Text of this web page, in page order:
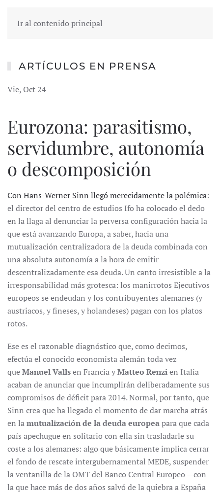
Ir al contenido principal
ARTÍCULOS EN PRENSA
Vie, Oct 24
Eurozona: parasitismo,
servidumbre, autonomía
o descomposición
Con Hans-Werner Sinn llegó merecidamente la polémica:
el director del centro de estudios Ifo ha colocado el dedo
en la llaga al denunciar la perversa configuración hacia la
que está avanzando Europa, a saber, hacia una
mutualización centralizadora de la deuda combinada con
una absoluta autonomía a la hora de emitir
descentralizadamente esa deuda. Un canto irresistible a la
irresponsabilidad más grotesca: los manirrotos Ejecutivos
europeos se endeudan y los contribuyentes alemanes (y
austriacos, y fineses, y holandeses) pagan con los platos
rotos.
Ese es el razonable diagnóstico que, como decimos,
efectúa el conocido economista alemán toda vez
queManuel Vallsen Francia yMatteo Renzien Italia
acaban de anunciar que incumplirán deliberadamente sus
compromisos de déficit para 2014. Normal, por tanto, que
Sinn crea que ha llegado el momento de dar marcha atrás
en lamutualización de la deuda europeapara que cada
país apechugue en solitario con ella sin trasladarle su
coste a los alemanes: algo que básicamente implica cerrar
el fondo de rescate intergubernamental MEDE, suspender
la ventanilla de la OMT del Banco Central Europeo —con
la que hace más de dos años salvó de la quiebra a España